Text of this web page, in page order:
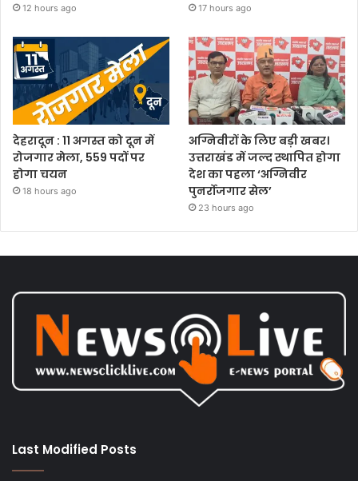
12 hours ago 17 hours ago
देहरादून : 11 अगस्त को दून में
रोजगार मेला, 559 पदों पर
होगा चयन
18 hours ago
अग्निवीरों के लिए बड़ी खबर।
उत्तराखंड में जल्द स्थापित होगा
देश का पहला ‘अग्निवीर
पुनर्रोजगार सेल’
23 hours ago
Last Modified Posts